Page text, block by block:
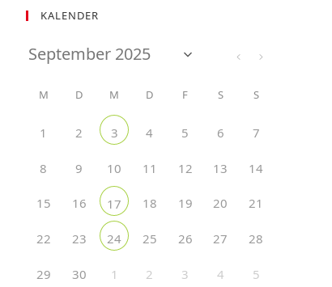
KALENDER
M D M D F S S
1 2 3 4 5 6 7
8 9 10 11 12 13 14
15 16 17 18 19 20 21
22 23 24 25 26 27 28
29 30 1 2 3 4 5